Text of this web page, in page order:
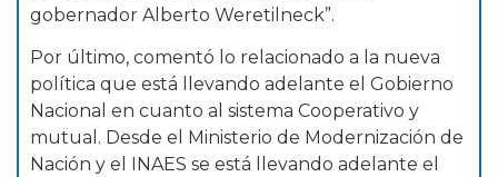
gobernador Alberto Weretilneck”.
Por último, comentó lo relacionado a la nueva
política que está llevando adelante el Gobierno
Nacional en cuanto al sistema Cooperativo y
mutual. Desde el Ministerio de Modernización de
Nación y el INAES se está llevando adelante el